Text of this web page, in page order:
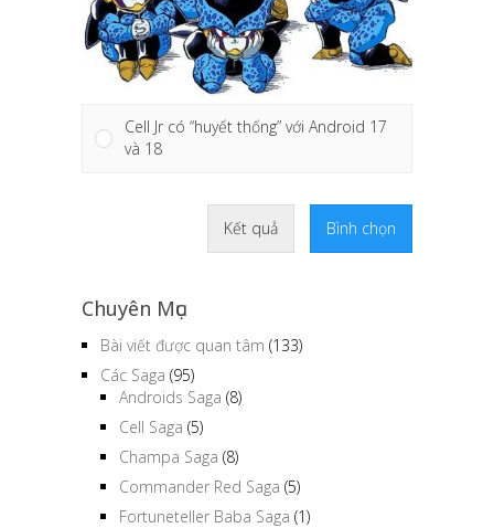
Cell Jr có “huyết thống” với Android 17
và 18
Kết quả Bình chọn
Chuyên Mục
Bài viết được quan tâm (133)
Các Saga (95)
Androids Saga (8)
Cell Saga (5)
Champa Saga (8)
Commander Red Saga (5)
Fortuneteller Baba Saga (1)